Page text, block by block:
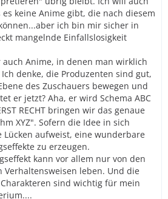
keine Anime gibt, die nach diesem
ich bin mir sicher in
mangelnde Einfallslosigkeit
Anime, in denen man wirklich
denke, die Produzenten sind gut,
des Zuschauers bewegen und
er jetzt? Aha, er wird Schema ABC
RECHT bringen wir das genaue
XYZ". Sofern die Idee in sich
Lücken aufweist, eine wunderbare
zu erzeugen.
kann vor allem nur von den
leben. Und die
sind wichtig für mein